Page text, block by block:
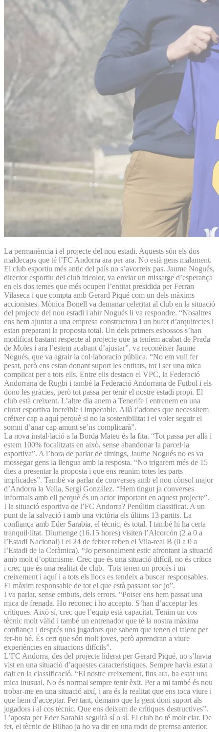
La permanència i el projecte del nou estadi. Aquests són els dos
maldecaps que té l’FC Andorra ara per ara. No està gens malament.
El club esportiu més antic del país no s’avorreix pas. Jaume Nogués,
director esportiu del club tricolor, va enviar un missatge d’esperança
en els dos temes que més ocupen l’entitat presidida per Ferran
Vilaseca i que compta amb Gerard Piqué com un dels màxims
accionistes. Mònica Bonell va demanar celeritat al club en la situació
del projecte del nou estadi i ahir Nogués li va respondre. “Nosaltres
ens hem ajuntat a una empresa constructora i un bufet d’arquitectes i
estan preparant la proposta total. Un dels primers esbossos s’han
modificat bastant respecte al projecte que ja teníem acabat de Prada
de Moles i ara l’estem acabant d’ajustar”, va reconèixer Jaume
Nogués, que va agrair la col·laboracio pública. “No em vull fer
pesat, però ens estan donant suport les entitats, tot i ser una mica
complicat per a tots ells. Entre ells destaco el VPC, la Federació
Andorrana de Rugbi i també la Federació Andorrana de Futbol i els
dono les gràcies, però tot passa per tenir el nostre estadi propi. El
club està creixent. L’altre dia anem a Tenerife i entrenem en una
ciutat esportiva increïble i impecable. Allà t’adones que necessitem
créixer cap a aquí perquè si no la sostenibilitat i el voler seguir el
somni d’anar cap amunt se’ns complicarà”.
La nova instal·lació a la Borda Mateu és la fita. “Tot passa per allà i
estem 100% focalitzats en això, sense abandonar la parcel·la
esportiva”. A l’hora de parlar de timings, Jaume Nogués no es va
mossegar gens la llengua amb la resposta. “No trigarem més de 15
dies a presentar la proposta i que ens reunim totes les parts
implicades”. També va parlar de converses amb el nou cònsol major
d’Andorra la Vella, Sergi González. “Hem tingut ja converses
informals amb ell perquè és un actor important en aquest projecte”.
I la situació esportiva de l’FC Andorra? Penúltim classificat. A un
punt de la salvació i amb una victòria els últims 13 partits. La
confiança amb Eder Sarabia, el tècnic, és total. I també hi ha certa
tranquil·litat. Diumenge (16.15 hores) visiten l’Alcorcón (2 a 0 a
l’Estadi Nacional) i el 24 de febrer reben el Vila-real B (0 a 0 a
l’Estadi de la Ceràmica). “Jo personalment estic afrontant la situació
amb molt d’optimisme. Crec que és una situació difícil, no és crítica
i crec que és una realitat de club. Tots tenen un procés i un
creixement i aquí i a tots els llocs es tendeix a buscar responsables.
El màxim responsable de tot el que està passant soc jo”.
I va parlar, sense embuts, dels errors. “Potser ens hem passat una
mica de frenada. Ho reconec i ho accepto. S’han d’acceptar les
crítiques. Això sí, crec que l’equip està capacitat. Tenim un cos
tècnic molt vàlid i també un entrenador que té la nostra màxima
confiança i després uns jugadors que sabem que tenen el talent per
fer-ho bé. És cert que són molt joves, però aprendran a viure
experiències en situacions difícils”.
L’FC Andorra, des del projecte liderat per Gerard Piqué, no s’havia
vist en una situació d’aquestes característiques. Sempre havia estat a
dalt en la classificació. “El nostre creixement, fins ara, ha estat una
mica inusual. No és normal sempre tenir èxit. Per a mi també és nou
trobar-me en una situació així, i ara és la realitat que ens toca viure i
que hem d’acceptar. Per tant, demano que la gent doni suport als
jugadors i al cos tècnic. Que ens deixem de crítiques destructives”.
L’aposta per Eder Sarabia seguirà sí o sí. El club ho té molt clar. De
fet, el tècnic de Bilbao ja ho va dir en una roda de premsa anterior.